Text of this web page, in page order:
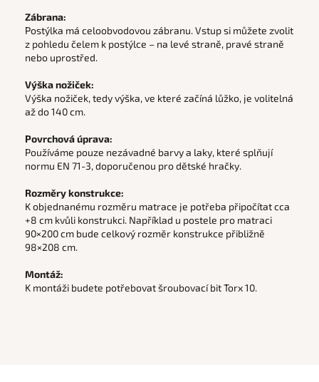
Zábrana:
Postýlka má celoobvodovou zábranu. Vstup si můžete zvolit
z pohledu čelem k postýlce – na levé straně, pravé straně
nebo uprostřed.
Výška nožiček:
Výška nožiček, tedy výška, ve které začíná lůžko, je volitelná
až do 140 cm.
Povrchová úprava:
Používáme pouze nezávadné barvy a laky, které splňují
normu EN 71-3, doporučenou pro dětské hračky.
Rozměry konstrukce:
K objednanému rozměru matrace je potřeba připočítat cca
+8 cm kvůli konstrukci. Například u postele pro matraci
90×200 cm bude celkový rozměr konstrukce přibližně
98×208 cm.
Montáž:
K montáži budete potřebovat šroubovací bit Torx 10.